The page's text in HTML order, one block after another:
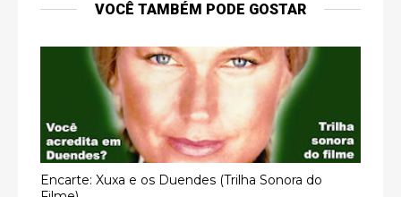
VOCÊ TAMBÉM PODE GOSTAR
Encarte: Xuxa e os Duendes (Trilha Sonora do